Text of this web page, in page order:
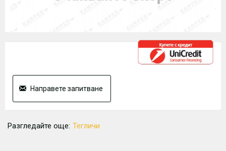
Направете запитване
Разгледайте още: Тегличи